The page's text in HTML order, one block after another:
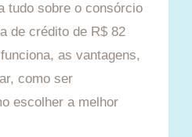
tudo sobre o consórcio
de crédito de R$ 82
as vantagens,
como ser
escolher a melhor